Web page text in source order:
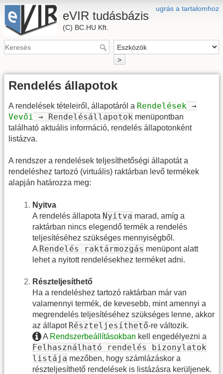
ugrás a tartalomhoz
eVIR tudásbázis
(C) BC.HU Kft.
>
Rendelés állapotok
A rendelések tételeiről, állapotáról a Rendelések →
Vevői → Rendelésállapotok menüpontban
található aktuális információ, rendelés állapotonként
listázva.
A rendszer a rendelések teljesíthetőségi állapotát a
rendeléshez tartozó (virtuális) raktárban levő termékek
alapján határozza meg:
Nyitva
A rendelés állapota Nyitva marad, amíg a
raktárban nincs elegendő termék a rendelés
teljesítéséhez szükséges mennyiségből.
A Rendelés raktármozgás menüpont alatt
lehet a nyitott rendelésekhez terméket adni.
Részteljesíthető
Ha a rendeléshez tartozó raktárban már van
valamennyi termék, de kevesebb, mint amennyi a
megrendelés teljesítéséhez szükséges lenne, akkor
az állapot Részteljesíthető-re változik.
A Rendszerbeállításokban kell engedélyezni a
Felhasználható rendelés bizonylatok
listája mezőben, hogy számlázáskor a
részteljesíthető rendelések is listázásra kerüljenek.